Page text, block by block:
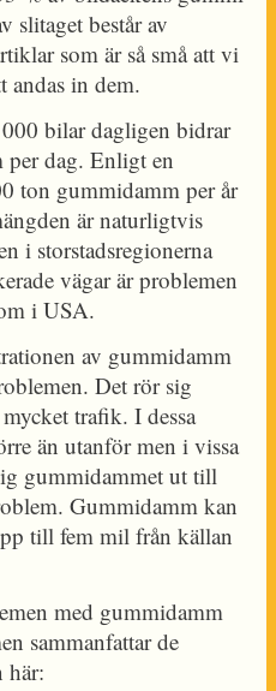
slitaget består av
som är så små att vi
andas in dem.
bilar dagligen bidrar
dag. Enligt en
ton gummidamm per år
är naturligtvis
i storstadsregionerna
vägar är problemen
i USA.
av gummidamm
Det rör sig
trafik. I dessa
än utanför men i vissa
gummidammet ut till
Gummidamm kan
till fem mil från källan
med gummidamm
sammanfattar de
här: